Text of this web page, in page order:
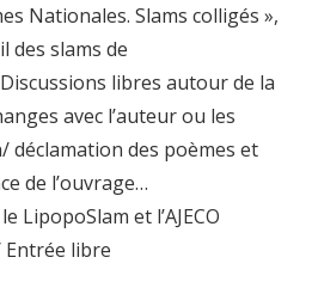
Nationales. Slams colligés »,
des slams de
libres autour de la
avec l’auteur ou les
déclamation des poèmes et
de l’ouvrage…
LipopoSlam et l’AJECO
Entrée libre